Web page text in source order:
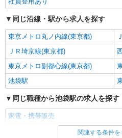
同じ沿線・駅から求人を探す
東京メトロ丸ノ内線(東京都)
ＪＲ埼京線(東京都)
東京メトロ副都心線(東京都)
池袋駅
同じ職種から池袋駅の求人を探す
家電・携帯販売
同じ雇用形態から池袋駅の求人を
関連する条件